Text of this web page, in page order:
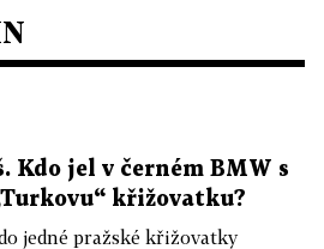
Kdo jel v černém BMW s
křižovatku?
jedné pražské křižovatky